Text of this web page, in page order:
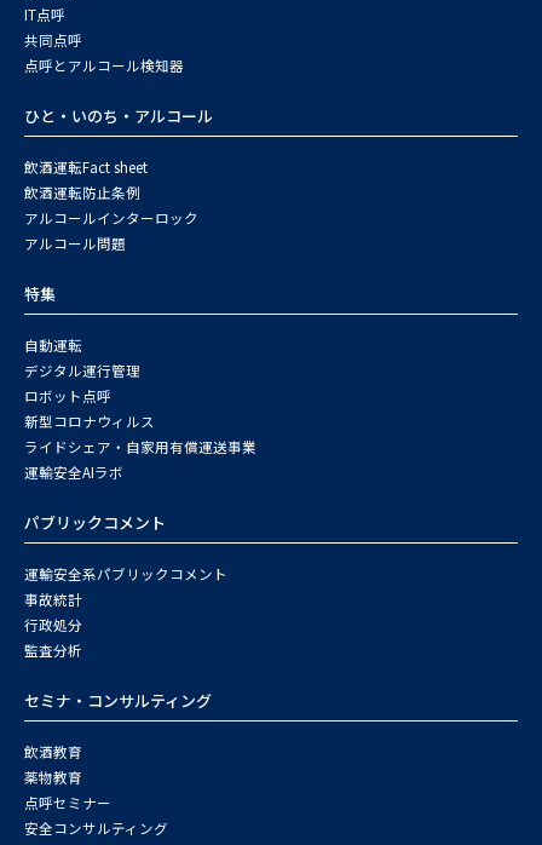
IT点呼
共同点呼
点呼とアルコール検知器
ひと・いのち・アルコール
飲酒運転Fact sheet
飲酒運転防止条例
アルコールインターロック
アルコール問題
特集
自動運転
デジタル運行管理
ロボット点呼
新型コロナウィルス
ライドシェア・自家用有償運送事業
運輸安全AIラボ
パブリックコメント
運輸安全系パブリックコメント
事故統計
行政処分
監査分析
セミナ・コンサルティング
飲酒教育
薬物教育
点呼セミナー
安全コンサルティング